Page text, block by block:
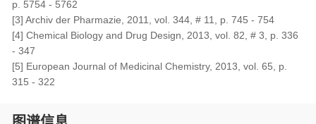
p. 5754 - 5762
[3] Archiv der Pharmazie, 2011, vol. 344, # 11, p. 745 - 754
[4] Chemical Biology and Drug Design, 2013, vol. 82, # 3, p. 336
- 347
[5] European Journal of Medicinal Chemistry, 2013, vol. 65, p.
315 - 322